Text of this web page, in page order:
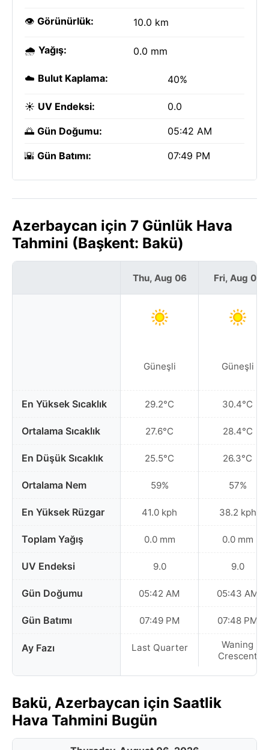
👁️ Görünürlük: 10.0 km
🌧️ Yağış: 0.0 mm
☁️ Bulut Kaplama: 40%
☀️ UV Endeksi: 0.0
🌅 Gün Doğumu: 05:42 AM
🌇 Gün Batımı: 07:49 PM
Azerbaycan için 7 Günlük Hava
Tahmini (Başkent: Bakü)
En Yüksek Sıcaklık
Ortalama Sıcaklık
En Düşük Sıcaklık
Ortalama Nem
En Yüksek Rüzgar
Toplam Yağış
UV Endeksi
Gün Doğumu
Gün Batımı
Ay Fazı
Thu, Aug 06
Güneşli
29.2°C
27.6°C
25.5°C
59%
41.0 kph
0.0 mm
9.0
05:42 AM
07:49 PM
Last Quarter
Fri, Aug 07
Güneşli
30.4°C
28.4°C
26.3°C
57%
38.2 kph
0.0 mm
9.0
05:43 AM
07:48 PM
Waning
Crescent
Bakü, Azerbaycan için Saatlik
Hava Tahmini Bugün